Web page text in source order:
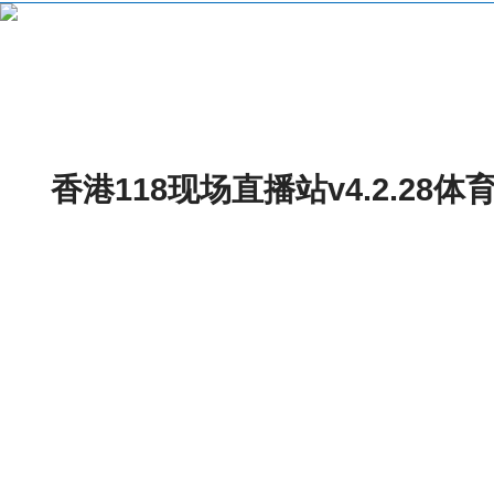
香港118现场直播站v4.2.28体